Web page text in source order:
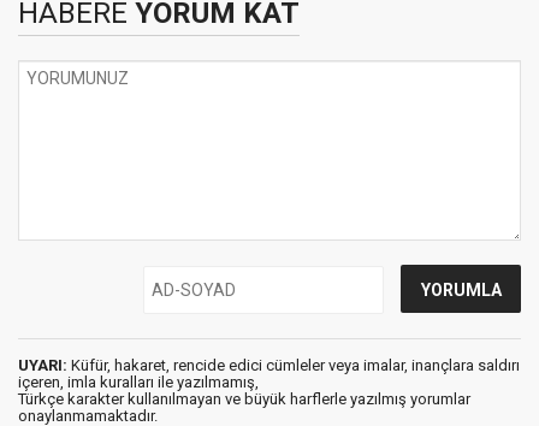
HABERE YORUM KAT
UYARI: Küfür, hakaret, rencide edici cümleler veya imalar, inançlara saldırı
içeren, imla kuralları ile yazılmamış,
Türkçe karakter kullanılmayan ve büyük harflerle yazılmış yorumlar
onaylanmamaktadır.